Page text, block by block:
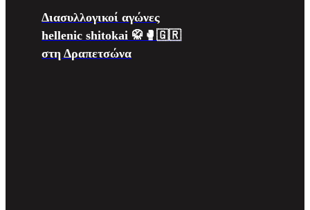
Διασυλλογικοί αγώνες
hellenic shitokai 🥋🥊🇬🇷
στη Δραπετσώνα